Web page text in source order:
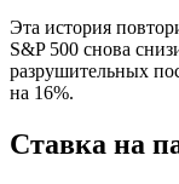
Эта история
S&P 500 снова
разрушительных
на 16%.
Ставка на